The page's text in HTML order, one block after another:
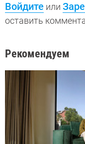
Войдите или
оставить
Рекомендуем